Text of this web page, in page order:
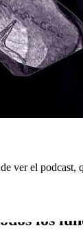
ver el podcast,
los